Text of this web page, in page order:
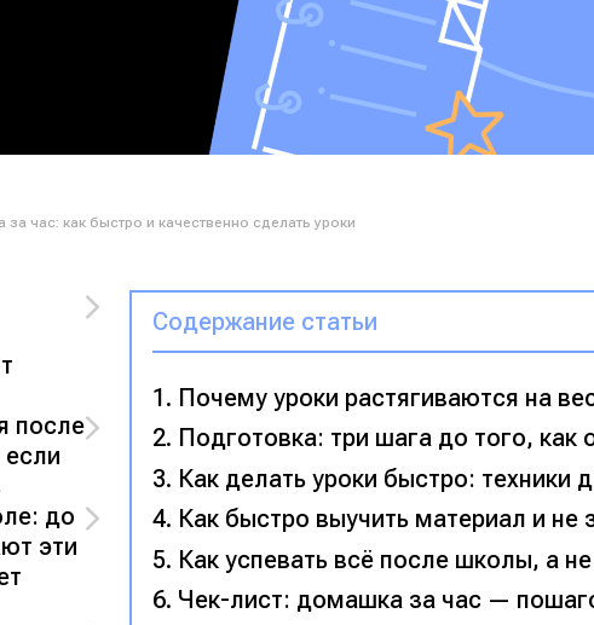
час: как быстро и качественно сделать уроки
после
если
до
эти
Содержание статьи
Почему уроки растягиваются на
Подготовка: три шага до того, как
Как делать уроки быстро: техники
Как быстро выучить материал и не
Как успевать всё после школы, а
Чек-лист: домашка за час —